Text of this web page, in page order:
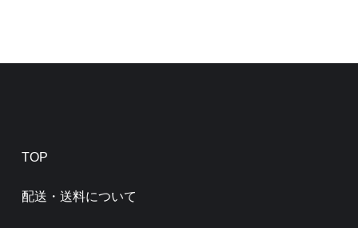
TOP
配送・送料について